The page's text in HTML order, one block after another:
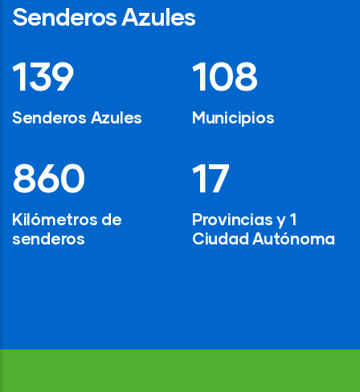
Senderos Azules
194
Senderos Azules
1,200
Kilómetros de
senderos
154
Municipios
24
Provincias y 1
Ciudad Autónoma